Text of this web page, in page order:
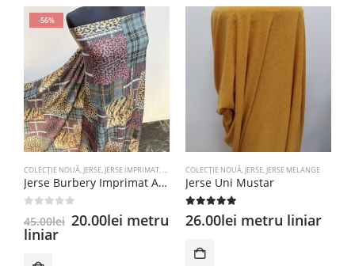
-56%
COLECȚIE NOUĂ, JERSE, JERSE IMPRIMAT,KNITTING JERSE IMPRIMAT BURBERRY
Jerse Burbery Imprimat Animal Print
45.00lei Prețul
20.00lei Prețul
metru
liniar
COLECȚIE NOUĂ, JERSE, JERSE MELANGE
Jerse Uni Mustar
5.00 out of 5
26.00lei metru liniar